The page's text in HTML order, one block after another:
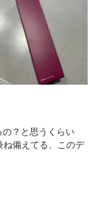
？と思うくらい
備えてる、このデ